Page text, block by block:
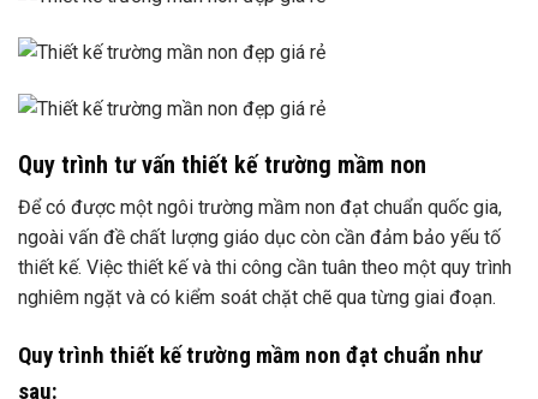
Quy trình tư vấn thiết kế trường mầm non
Để có được một ngôi trường mầm non đạt chuẩn quốc gia,
ngoài vấn đề chất lượng giáo dục còn cần đảm bảo yếu tố
thiết kế. Việc thiết kế và thi công cần tuân theo một quy trình
nghiêm ngặt và có kiểm soát chặt chẽ qua từng giai đoạn.
Quy trình thiết kế trường mầm non đạt chuẩn như
sau: